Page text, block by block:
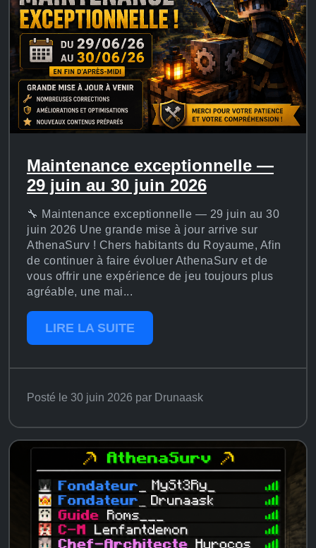
Maintenance exceptionnelle —
29 juin au 30 juin 2026
🔧 Maintenance exceptionnelle — 29 juin au 30
juin 2026 Une grande mise à jour arrive sur
AthenaSurv ! Chers habitants du Royaume, Afin
de continuer à faire évoluer AthenaSurv et de
vous offrir une expérience de jeu toujours plus
agréable, une mai...
LIRE LA SUITE
Posté le 30 juin 2026 par Drunaask